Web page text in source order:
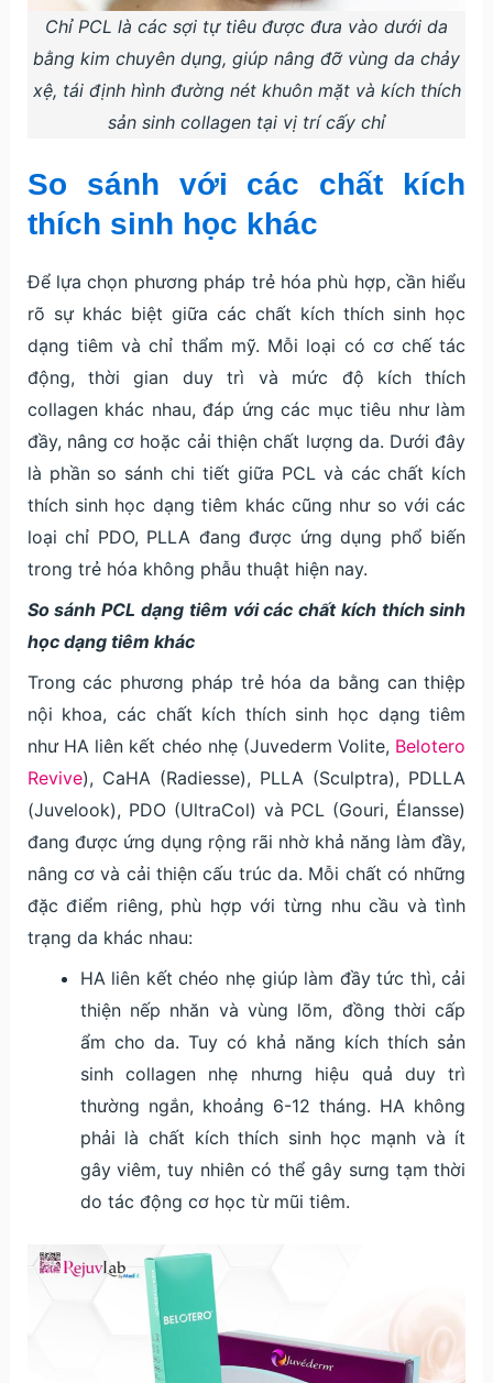
Chỉ PCL là các sợi tự tiêu được đưa vào dưới da
bằng kim chuyên dụng, giúp nâng đỡ vùng da chảy
xệ, tái định hình đường nét khuôn mặt và kích thích
sản sinh collagen tại vị trí cấy chỉ
So sánh với các chất kích
thích sinh học khác
Để lựa chọn phương pháp trẻ hóa phù hợp, cần hiểu
rõ sự khác biệt giữa các chất kích thích sinh học
dạng tiêm và chỉ thẩm mỹ. Mỗi loại có cơ chế tác
động, thời gian duy trì và mức độ kích thích
collagen khác nhau, đáp ứng các mục tiêu như làm
đầy, nâng cơ hoặc cải thiện chất lượng da. Dưới đây
là phần so sánh chi tiết giữa PCL và các chất kích
thích sinh học dạng tiêm khác cũng như so với các
loại chỉ PDO, PLLA đang được ứng dụng phổ biến
trong trẻ hóa không phẫu thuật hiện nay.
So sánh PCL dạng tiêm với các chất kích thích sinh
học dạng tiêm khác
Trong các phương pháp trẻ hóa da bằng can thiệp
nội khoa, các chất kích thích sinh học dạng tiêm
như HA liên kết chéo nhẹ (Juvederm Volite, Belotero
Revive), CaHA (Radiesse), PLLA (Sculptra), PDLLA
(Juvelook), PDO (UltraCol) và PCL (Gouri, Élansse)
đang được ứng dụng rộng rãi nhờ khả năng làm đầy,
nâng cơ và cải thiện cấu trúc da. Mỗi chất có những
đặc điểm riêng, phù hợp với từng nhu cầu và tình
trạng da khác nhau:
HA liên kết chéo nhẹ giúp làm đầy tức thì, cải
thiện nếp nhăn và vùng lõm, đồng thời cấp
ẩm cho da. Tuy có khả năng kích thích sản
sinh collagen nhẹ nhưng hiệu quả duy trì
thường ngắn, khoảng 6-12 tháng. HA không
phải là chất kích thích sinh học mạnh và ít
gây viêm, tuy nhiên có thể gây sưng tạm thời
do tác động cơ học từ mũi tiêm.